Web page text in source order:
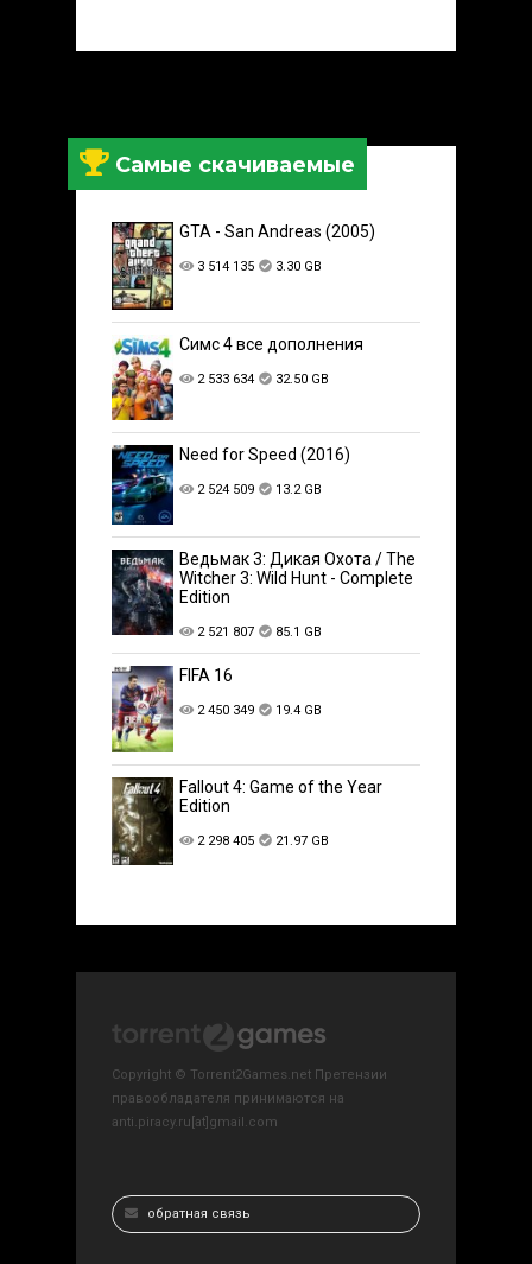
Самые скачиваемые
GTA - San Andreas (2005)
3 514 135 3.30 GB
Симс 4 все дополнения
2 533 634 32.50 GB
Need for Speed (2016)
2 524 509 13.2 GB
Ведьмак 3: Дикая Охота / The
Witcher 3: Wild Hunt - Complete
Edition
2 521 807 85.1 GB
FIFA 16
2 450 349 19.4 GB
Fallout 4: Game of the Year
Edition
2 298 405 21.97 GB
Copyright © Torrent2Games.net Претензии
правообладателя принимаются на
anti.piracy.ru[at]gmail.com
обратная связь